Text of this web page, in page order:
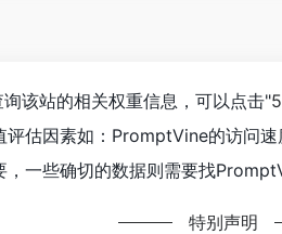
该站的相关权重信息，可以点击"
估因素如：PromptVine的访问
一些确切的数据则需要找
特别声明